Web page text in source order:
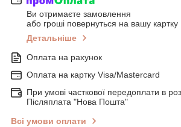
Ви отримаєте замовлення
або гроші повернуться на вашу картку
Детальніше
Оплата на рахунок
Оплата на картку Visa/Mastercard
При умові часткової передоплати в
Післяплата "Нова Пошта"
Всі умови оплати